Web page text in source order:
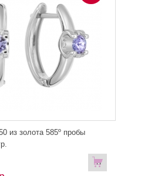
из золота 585º пробы
В